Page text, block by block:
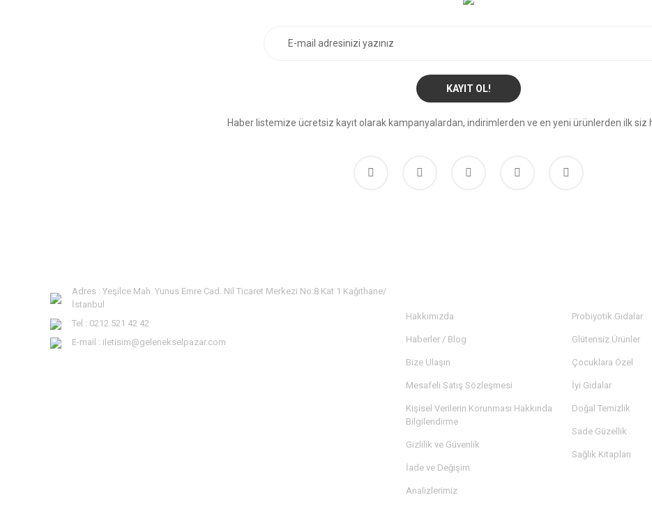
KAYIT OL!
Haber listemize ücretsiz kayıt olarak kampanyalardan, indirimlerden ve en yeni ürünlerden ilk siz
Adres : Yeşilce Mah. Yunus Emre Cad. Nil Ticaret Merkezi No:8 Kat 1 Kağıthane/
İstanbul
Tel : 0212 521 42 42
E-mail : iletisim@gelenekselpazar.com
Hakkımızda
Haberler / Blog
Bize Ulaşın
Mesafeli Satış Sözleşmesi
Kişisel Verilerin Korunması Hakkında
Bilgilendirme
Gizlilik ve Güvenlik
İade ve Değişim
Analizlerimiz
Probiyotik Gıdalar
Glütensiz Ürünler
Çocuklara Özel
İyi Gıdalar
Doğal Temizlik
Sade Güzellik
Sağlık Kitapları